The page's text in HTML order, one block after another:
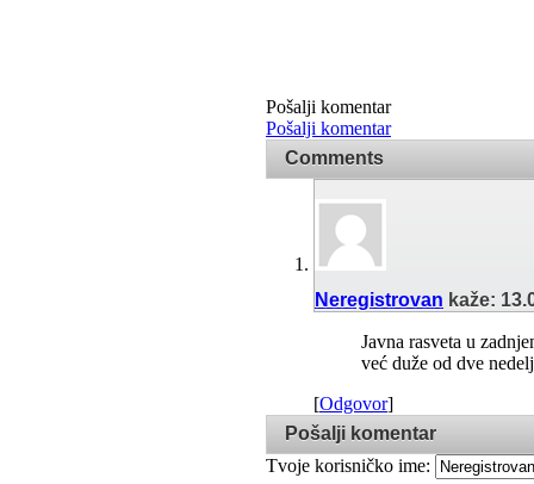
Pošalji komentar
Pošalji komentar
Comments
Neregistrovan kaže:
Javna rasveta u
već duže od dve
[Odgovor]
Pošalji komentar
Tvoje korisničko ime: